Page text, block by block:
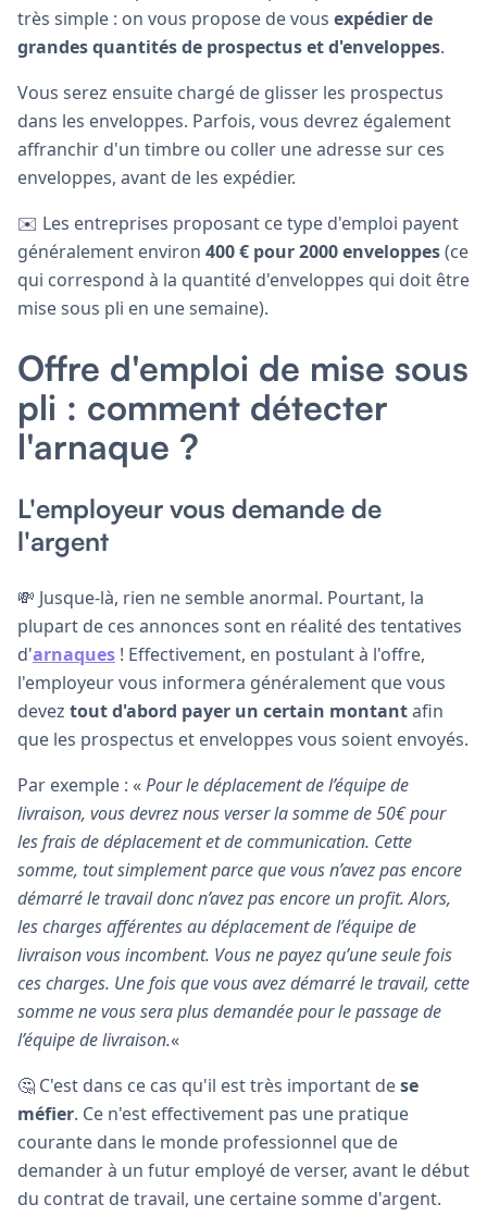
très simple : on vous propose de vous expédier de
grandes quantités de prospectus et d'enveloppes.
Vous serez ensuite chargé de glisser les prospectus
dans les enveloppes. Parfois, vous devrez également
affranchir d'un timbre ou coller une adresse sur ces
enveloppes, avant de les expédier.
✉️ Les entreprises proposant ce type d'emploi payent
généralement environ 400 € pour 2000 enveloppes(ce
qui correspond à la quantité d'enveloppes qui doit être
mise sous pli en une semaine).
Offre d'emploi de mise sous
pli : comment détecter
l'arnaque ?
L'employeur vous demande de
l'argent
💸 Jusque-là, rien ne semble anormal. Pourtant, la
plupart de ces annonces sont en réalité des tentatives
d'arnaques ! Effectivement, en postulant à l'offre,
l'employeur vous informera généralement que vous
devez tout d'abord payer un certain montantafin
que les prospectus et enveloppes vous soient envoyés.
Par exemple : «Pour le déplacement de l’équipe de
livraison, vous devrez nous verser la somme de 50€ pour
les frais de déplacement et de communication. Cette
somme, tout simplement parce que vous n’avez pas encore
démarré le travail donc n’avez pas encore un profit. Alors,
les charges afférentes au déplacement de l’équipe de
livraison vous incombent. Vous ne payez qu’une seule fois
ces charges. Une fois que vous avez démarré le travail, cette
somme ne vous sera plus demandée pour le passage de
l’équipe de livraison.«
🤔 C'est dans ce cas qu'il est très important dese
méfier. Ce n'est effectivement pas une pratique
courante dans le monde professionnel que de
demander à un futur employé de verser, avant le début
du contrat de travail, une certaine somme d'argent.